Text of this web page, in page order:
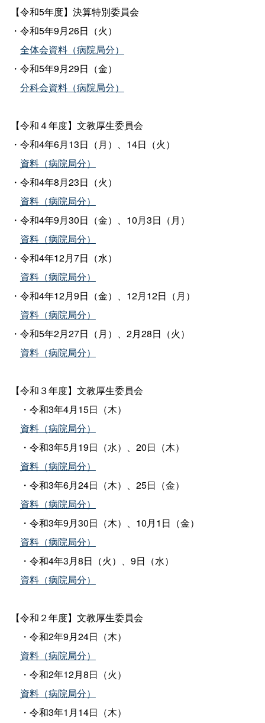
【令和5年度】決算特別委員会
・令和5年9月26日（火）
全体会資料（病院局分）
・令和5年9月29日（金）
分科会資料（病院局分）
【令和４年度】文教厚生委員会
・令和4年6月13日（月）、14日（火）
資料（病院局分）
・令和4年8月23日（火）
資料（病院局分）
・令和4年9月30日（金）、10月3日（月）
資料（病院局分）
・令和4年12月7日（水）
資料（病院局分）
・令和4年12月9日（金）、12月12日（月）
資料（病院局分）
・令和5年2月27日（月）、2月28日（火）
資料（病院局分）
【令和３年度】文教厚生委員会
・令和3年4月15日（木）
資料（病院局分）
・令和3年5月19日（水）、20日（木）
資料（病院局分）
・令和3年6月24日（木）、25日（金）
資料（病院局分）
・令和3年9月30日（木）、10月1日（金）
資料（病院局分）
・令和4年3月8日（火）、9日（水）
資料（病院局分）
【令和２年度】文教厚生委員会
・令和2年9月24日（木）
資料（病院局分）
・令和2年12月8日（火）
資料（病院局分）
・令和3年1月14日（木）